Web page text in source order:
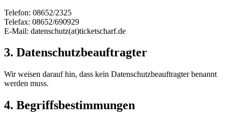
Telefon: 08652/2325
Telefax: 08652/690929
E-Mail: datenschutz(at)ticketscharf.de
3. Datenschutzbeauftragter
Wir weisen darauf hin, dass kein Datenschutzbeauftragter benannt
werden muss.
4. Begriffsbestimmungen